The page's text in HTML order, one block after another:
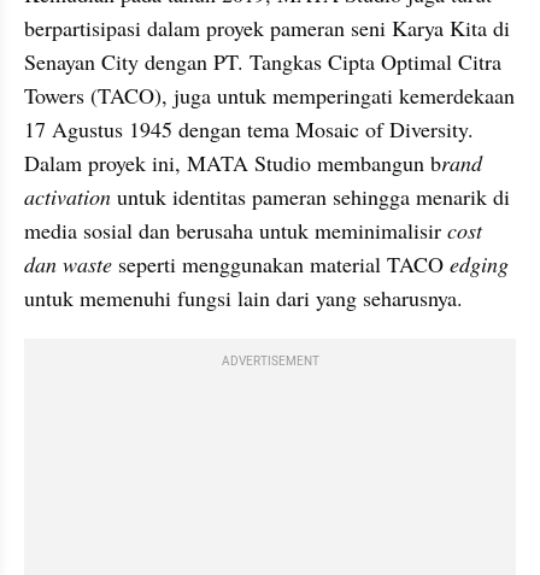
berpartisipasi dalam proyek pameran seni Karya Kita di
Senayan City dengan PT. Tangkas Cipta Optimal Citra
Towers (TACO), juga untuk memperingati kemerdekaan
17 Agustus 1945 dengan tema Mosaic of Diversity.
Dalam proyek ini, MATA Studio membangun brand
activation untuk identitas pameran sehingga menarik di
media sosial dan berusaha untuk meminimalisir cost
dan waste seperti menggunakan material TACO edging
untuk memenuhi fungsi lain dari yang seharusnya.
ADVERTISEMENT